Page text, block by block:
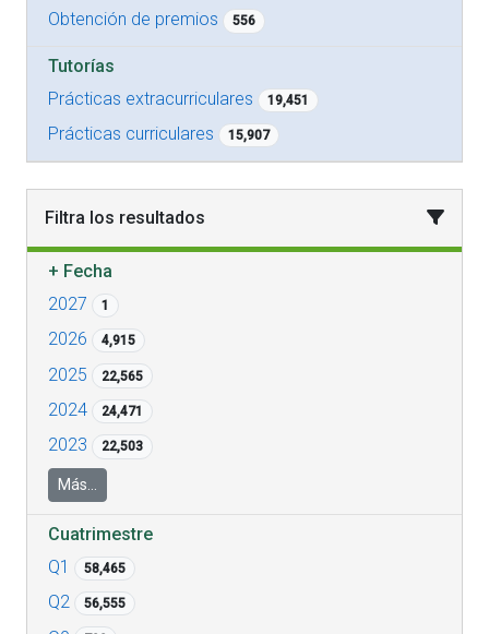
Obtención de premios 556
Tutorías
Prácticas extracurriculares
19,451
Prácticas curriculares 15,907
Filtra los resultados
+ Fecha
2027
1
2026 4,915
2025 22,565
2024 24,471
2023 22,503
Más...
Cuatrimestre
Q1
58,465
Q2 56,555